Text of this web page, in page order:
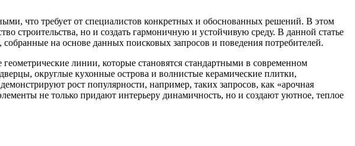
что требует от специалистов конкретных и обоснованных решений. В этом
строительства, но и создать гармоничную и устойчивую среду. В данной статье
на основе данных поисковых запросов и поведения потребителей.
линии, которые становятся стандартными в современном
округлые кухонные острова и волнистые керамические плитки,
рост популярности, например, таких запросов, как «арочная
не только придают интерьеру динамичность, но и создают уютное, теплое